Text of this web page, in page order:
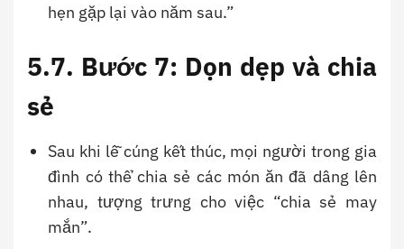
hẹn gặp lại vào năm sau.”
5.7. Bước 7: Dọn dẹp và chia
sẻ
Sau khi lễ cúng kết thúc, mọi người trong gia
đình có thể chia sẻ các món ăn đã dâng lên
nhau, tượng trưng cho việc “chia sẻ may
mắn”.